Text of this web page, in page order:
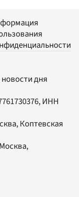
новости дня
ИНН
Коптевская
Москва,